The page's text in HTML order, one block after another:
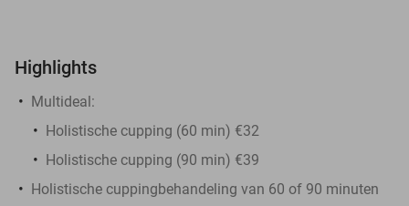
Highlights
Multideal:
Holistische cupping (60 min) €32
Holistische cupping (90 min) €39
Holistische cuppingbehandeling van 60 of 90 minuten